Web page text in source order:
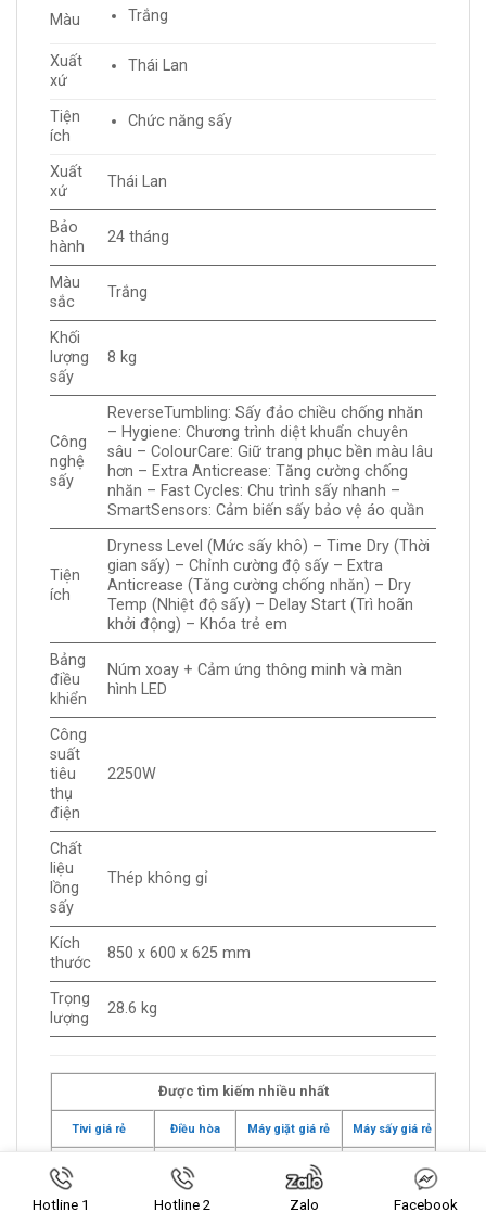
Màu Trắng
Xuất
xứ
Thái Lan
Tiện
ích
Chức năng sấy
Xuất
xứ
Thái Lan
Bảo
hành
24 tháng
Màu
sắc
Trắng
Khối
lượng
sấy
8 kg
Công
nghệ
sấy
ReverseTumbling: Sấy đảo chiều chống nhăn
– Hygiene: Chương trình diệt khuẩn chuyên
sâu – ColourCare: Giữ trang phục bền màu lâu
hơn – Extra Anticrease: Tăng cường chống
nhăn – Fast Cycles: Chu trình sấy nhanh –
SmartSensors: Cảm biến sấy bảo vệ áo quần
Tiện
ích
Dryness Level (Mức sấy khô) – Time Dry (Thời
gian sấy) – Chỉnh cường độ sấy – Extra
Anticrease (Tăng cường chống nhăn) – Dry
Temp (Nhiệt độ sấy) – Delay Start (Trì hoãn
khởi động) – Khóa trẻ em
Bảng
điều
khiển
Núm xoay + Cảm ứng thông minh và màn
hình LED
Công
suất
tiêu
thụ
điện
2250W
Chất
liệu
lồng
sấy
Thép không gỉ
Kích
thước
850 x 600 x 625 mm
Trọng
lượng
28.6 kg
Được tìm kiếm nhiều nhất
Tivi giá rẻ Điều hòa Máy giặt giá rẻ Máy sấy giá rẻ
Tủ đông
Tivi Casper
Tivi
Tivi LG Tivi Sony
Hotline 1 Hotline 2 Zalo Facebook